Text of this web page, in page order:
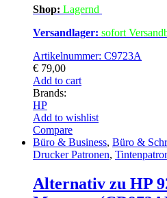
Shop: Lagernd
Versandlager: sofort
Artikelnummer: C9723A
€ 79,00
Add to cart
Brands:
HP
Add to wishlist
Compare
Büro & Business, Büro &
Drucker Patronen,
Alternativ zu HP